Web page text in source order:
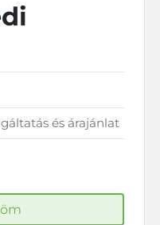
és árajánlat